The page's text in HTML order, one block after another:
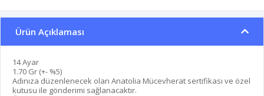
Ürün Açıklaması
14 Ayar
1.70 Gr (+- %5)
Adınıza düzenlenecek olan Anatolia Mücevherat sertifikası ve özel
kutusu ile gönderimi sağlanacaktır.